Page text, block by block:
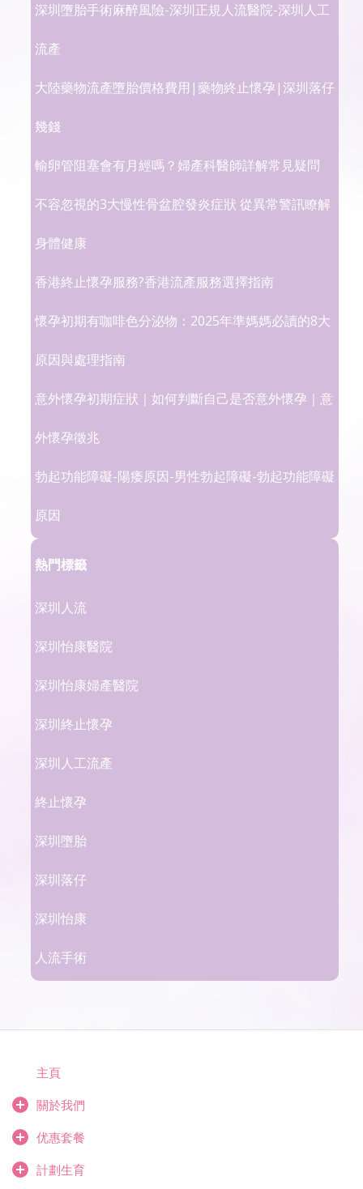
深圳墮胎手術麻醉風險-深圳正規人流醫院-深圳人工
流產
大陸藥物流產墮胎價格費用|藥物終止懷孕|深圳落仔
幾錢
輸卵管阻塞會有月經嗎？婦產科醫師詳解常見疑問
不容忽視的3大慢性骨盆腔發炎症狀 從異常警訊瞭解
身體健康
香港終止懷孕服務?香港流產服務選擇指南
懷孕初期有咖啡色分泌物：2025年準媽媽必讀的8大
原因與處理指南
意外懷孕初期症狀｜如何判斷自己是否意外懷孕｜意
外懷孕徵兆
勃起功能障礙-陽痿原因-男性勃起障礙-勃起功能障礙
原因
熱門標籤
深圳人流
深圳怡康醫院
深圳怡康婦產醫院
深圳終止懷孕
深圳人工流產
終止懷孕
深圳墮胎
深圳落仔
深圳怡康
人流手術
主頁
關於我們
优惠套餐
計劃生育